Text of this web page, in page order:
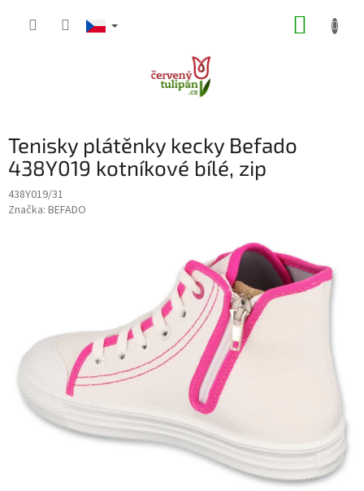
Tenisky plátěnky kecky Befado
438Y019 kotníkové bílé, zip
438Y019/31
Značka: BEFADO